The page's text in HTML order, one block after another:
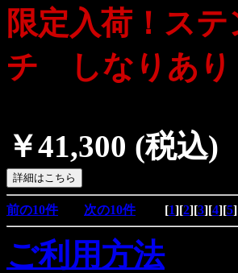
限定入荷！ス
チ しなりあ
￥41,300 (税込)
前の10件 次の10件[1][2][3][4][5
ご利用方法